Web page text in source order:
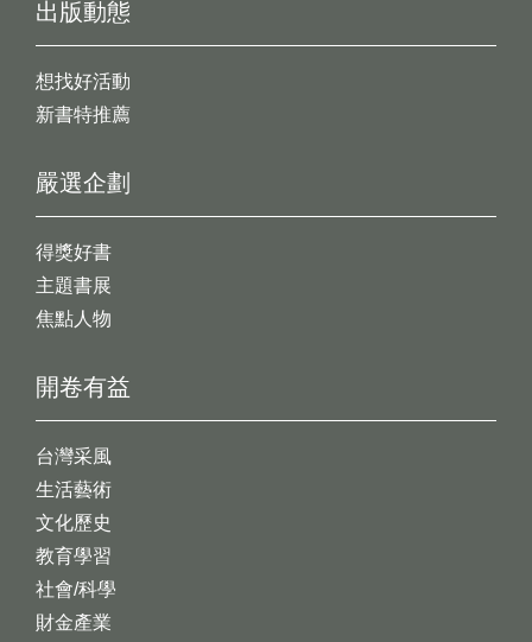
出版動態
想找好活動
新書特推薦
開卷有益
台灣采風
生活藝術
文化歷史
教育學習
社會/科學
財金產業
嚴選企劃
得獎好書
主題書展
焦點人物